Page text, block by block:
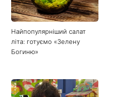
Найпопулярніший салат
літа: готуємо «Зелену
Богиню»